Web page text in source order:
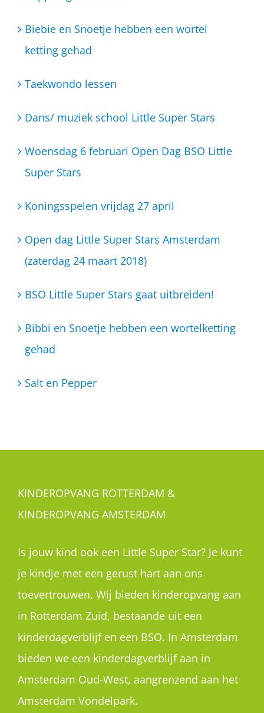
Biebie en Snoetje hebben een wortel
ketting gehad
Taekwondo lessen
Dans/ muziek school Little Super Stars
Woensdag 6 februari Open Dag BSO Little
Super Stars
Koningsspelen vrijdag 27 april
Open dag Little Super Stars Amsterdam
(zaterdag 24 maart 2018)
BSO Little Super Stars gaat uitbreiden!
Bibbi en Snoetje hebben een wortelketting
gehad
Salt en Pepper
KINDEROPVANG ROTTERDAM &
KINDEROPVANG AMSTERDAM
Is jouw kind ook een Little Super Star? Je kunt
je kindje met een gerust hart aan ons
toevertrouwen. Wij bieden kinderopvang aan
in Rotterdam Zuid, bestaande uit een
kinderdagverblijf en een BSO. In Amsterdam
bieden we een kinderdagverblijf aan in
Amsterdam Oud-West, aangrenzend aan het
Amsterdam Vondelpark.